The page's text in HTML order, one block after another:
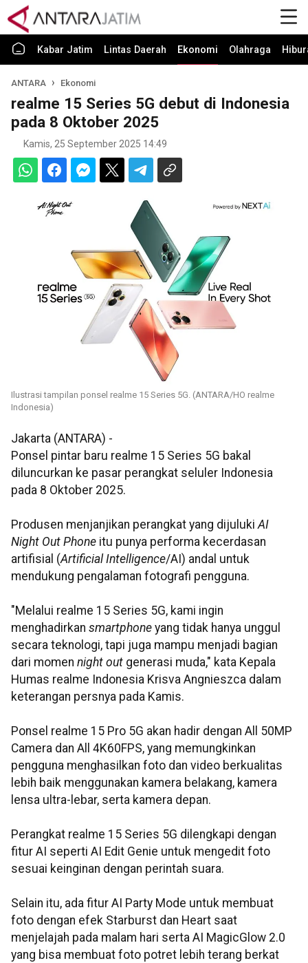
Kabar Jatim Lintas Daerah Ekonomi Olahraga
ANTARA Ekonomi
realme 15 Series 5G debut di Indonesia
pada 8 Oktober 2025
Kamis, 25 September 2025 14:49
Ilustrasi tampilan ponsel realme 15 Series 5G. (ANTARA/HO realme
Indonesia)
Jakarta (ANTARA) -
Ponsel pintar baru realme 15 Series 5G bakal
diluncurkan ke pasar perangkat seluler Indonesia
pada 8 Oktober 2025.
Produsen menjanjikan perangkat yang dijulukiAI
Night Out Phone itu punya performa kecerdasan
artifisial (Artificial Intelligence/AI) andal untuk
mendukung pengalaman fotografi pengguna.
"Melalui realme 15 Series 5G, kami ingin
menghadirkan smartphone yang tidak hanya unggul
secara teknologi, tapi juga mampu menjadi bagian
dari momen night out generasi muda," kata Kepala
Humas realme Indonesia Krisva Angnieszca dalam
keterangan persnya pada Kamis.
Ponsel realme 15 Pro 5G akan hadir dengan All 50MP
Camera dan All 4K60FPS, yang memungkinkan
pengguna menghasilkan foto dan video berkualitas
lebih baik menggunakan kamera belakang, kamera
lensa ultra-lebar, serta kamera depan.
Perangkat realme 15 Series 5G dilengkapi dengan
fitur AI seperti AI Edit Genie untuk mengedit foto
sesuai keinginan dengan perintah suara.
Selain itu, ada fitur AI Party Mode untuk membuat
foto dengan efek Starburst dan Heart saat
menjelajah pada malam hari serta AI MagicGlow 2.0
yang bisa membuat foto potret lebih terang berkat